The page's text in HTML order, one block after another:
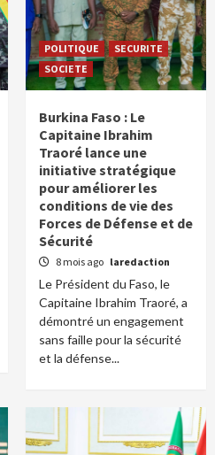
POLITIQUE
SECURITE
SOCIETE
Burkina Faso : Le
Capitaine Ibrahim
Traoré lance une
initiative stratégique
pour améliorer les
conditions de vie des
Forces de Défense et de
Sécurité
8 mois ago laredaction
Le Président du Faso, le
Capitaine Ibrahim Traoré, a
démontré un engagement
sans faille pour la sécurité
et la défense...